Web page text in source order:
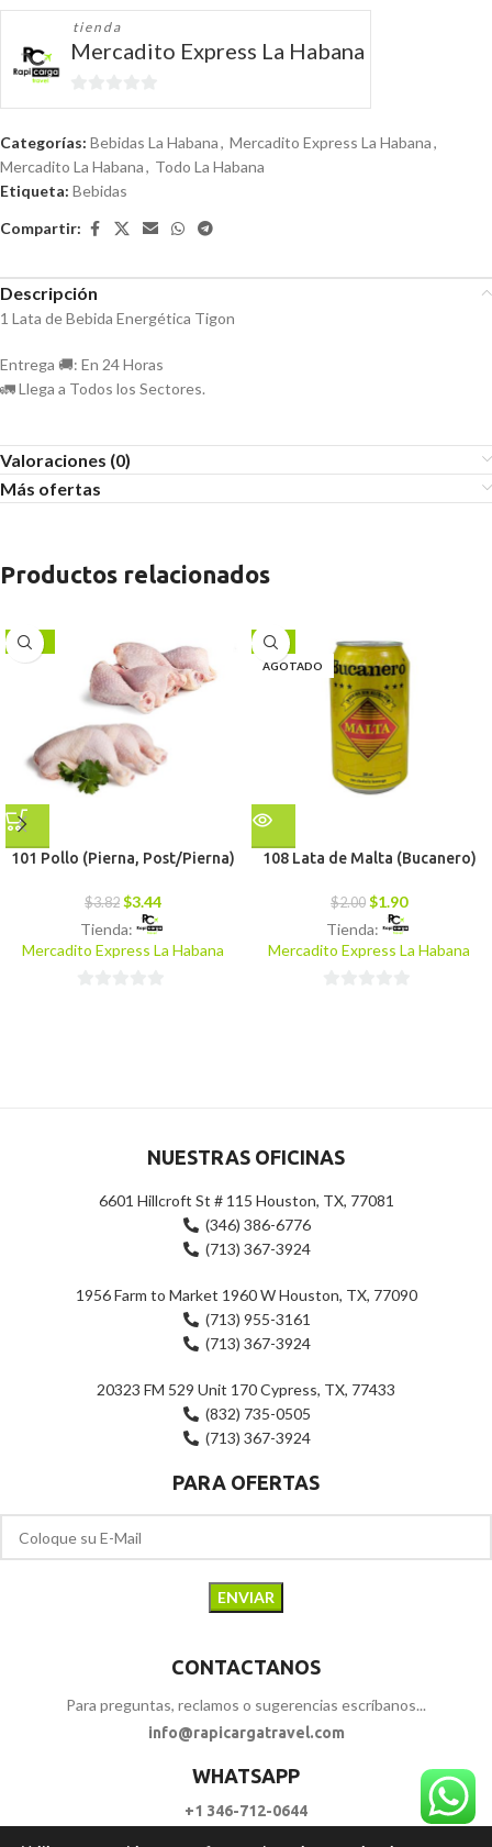
tienda
Mercadito Express La Habana
0
Categorías: Bebidas La Habana, Mercadito Express La Habana,
Mercadito La Habana, Todo La Habana
Etiqueta: Bebidas
Compartir:
Descripción
1 Lata de Bebida Energética Tigon
Entrega 🚚: En 24 Horas
🚛 Llega a Todos los Sectores.
Valoraciones (0)
Más ofertas
Productos relacionados
-10%
101 Pollo (Pierna, Post/Pierna)
$3.82 $3.44
Tienda:
Mercadito Express La Habana
-5%
AGOTADO
108 Lata de Malta (Bucanero)
$2.00 $1.90
Tienda:
Mercadito Express La Habana
NUESTRAS OFICINAS
6601 Hillcroft St # 115 Houston, TX, 77081
(346) 386-6776
(713) 367-3924
1956 Farm to Market 1960 W Houston, TX, 77090
(713) 955-3161
(713) 367-3924
20323 FM 529 Unit 170 Cypress, TX, 77433
(832) 735-0505
(713) 367-3924
PARA OFERTAS
CONTACTANOS
Para preguntas, reclamos o sugerencias escríbanos...
info@rapicargatravel.com
WHATSAPP
+1 346-712-0644